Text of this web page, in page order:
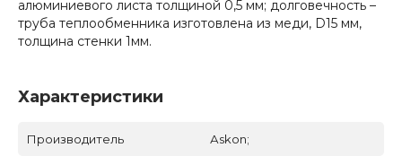
алюминиевого листа толщиной 0,5 мм; долговечность –
труба теплообменника изготовлена из меди, D15 мм,
толщина стенки 1мм.
Характеристики
Производитель Аskon;